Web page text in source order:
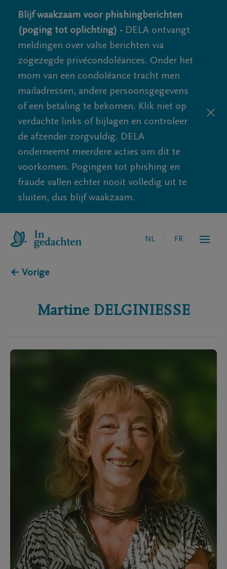
Blijf waakzaam voor phishingberichten
(poging tot oplichting) - DELA ontvangt
meldingen over valse berichten via
zogezegde privécondoléances. Onder het
mom van een condoléance tracht men
mailadressen, andere persoonsgegevens
of een betaling te bekomen. Klik niet op
verdachte links of bijlagen en controleer
de afzender zorgvuldig. DELA
onderneemt meerdere acties om dit te
voorkomen. Pogingen tot phishing en
fraude vallen echter nooit volledig uit te
sluiten, dus blijf waakzaam.
NL FR
← Vorige
Martine DELGINIESSE